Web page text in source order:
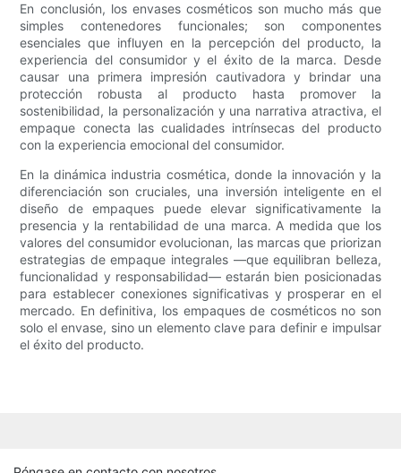
En conclusión, los envases cosméticos son mucho más que
simples contenedores funcionales; son componentes
esenciales que influyen en la percepción del producto, la
experiencia del consumidor y el éxito de la marca. Desde
causar una primera impresión cautivadora y brindar una
protección robusta al producto hasta promover la
sostenibilidad, la personalización y una narrativa atractiva, el
empaque conecta las cualidades intrínsecas del producto
con la experiencia emocional del consumidor.
En la dinámica industria cosmética, donde la innovación y la
diferenciación son cruciales, una inversión inteligente en el
diseño de empaques puede elevar significativamente la
presencia y la rentabilidad de una marca. A medida que los
valores del consumidor evolucionan, las marcas que priorizan
estrategias de empaque integrales —que equilibran belleza,
funcionalidad y responsabilidad— estarán bien posicionadas
para establecer conexiones significativas y prosperar en el
mercado. En definitiva, los empaques de cosméticos no son
solo el envase, sino un elemento clave para definir e impulsar
el éxito del producto.